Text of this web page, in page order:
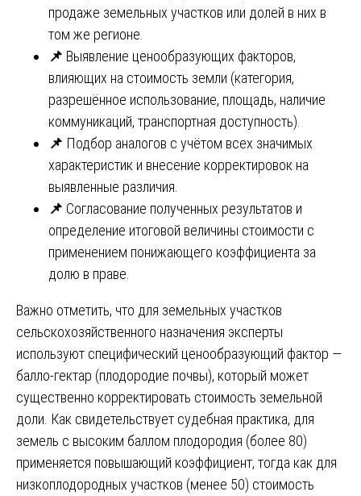
продаже земельных участков или долей в них в
том же регионе.
📌 Выявление ценообразующих факторов,
влияющих на стоимость земли (категория,
разрешённое использование, площадь, наличие
коммуникаций, транспортная доступность).
📌 Подбор аналогов с учётом всех значимых
характеристик и внесение корректировок на
выявленные различия.
📌 Согласование полученных результатов и
определение итоговой величины стоимости с
применением понижающего коэффициента за
долю в праве.
Важно отметить, что для земельных участков
сельскохозяйственного назначения эксперты
используют специфический ценообразующий фактор —
балло-гектар (плодородие почвы), который может
существенно корректировать стоимость земельной
доли. Как свидетельствует судебная практика, для
земель с высоким баллом плодородия (более 80)
применяется повышающий коэффициент, тогда как для
низкоплодородных участков (менее 50) стоимость